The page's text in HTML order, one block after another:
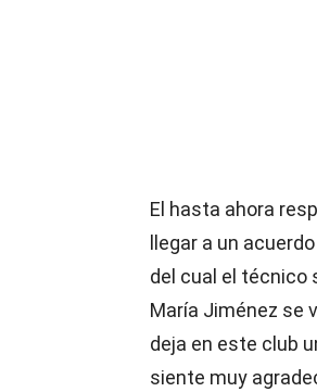
El hasta ahora
llegar a un
del cual el técnico
María Jiménez se
deja en este club
siente muy